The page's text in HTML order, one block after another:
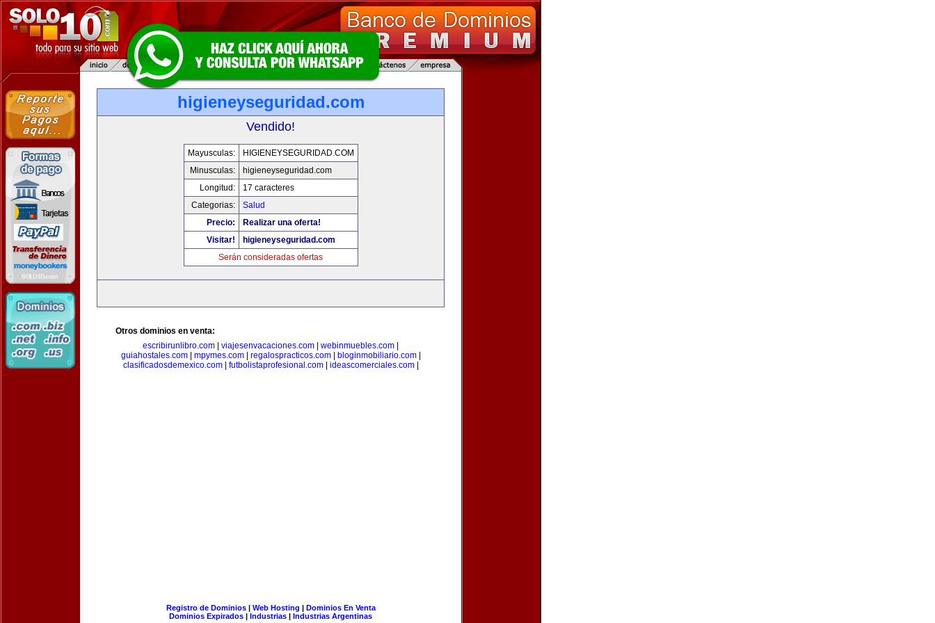
higieneyseguridad.com
Vendido!
Mayusculas:
HIGIENEYSEGURIDAD.COM
Minusculas:
higieneyseguridad.com
Longitud:
17 caracteres
Categorias:
Salud
Precio:
Realizar una oferta!
Visitar!
higieneyseguridad.com
Serán consideradas ofertas
Otros dominios en venta:
escribirunlibro.com
viajesenvacaciones.com webinmuebles.com
guiahostales.com| mpymes.com| regalospracticos.com| bloginmobiliario.com|
clasificadosdemexico.com| futbolistaprofesional.com| ideascomerciales.com|
Registro de Dominios| Web Hosting | Dominios En Venta
Dominios Expirados | Industrias | Industrias Argentinas